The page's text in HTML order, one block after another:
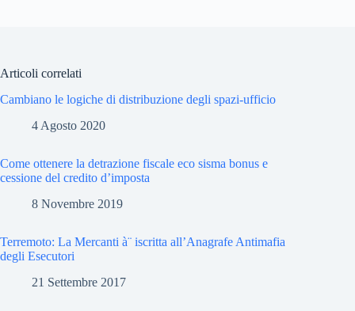
Articoli correlati
Cambiano le logiche di distribuzione degli spazi-ufficio
4 Agosto 2020
Come ottenere la detrazione fiscale eco sisma bonus e
cessione del credito d’imposta
8 Novembre 2019
Terremoto: La Mercanti à¨ iscritta all’Anagrafe Antimafia
degli Esecutori
21 Settembre 2017